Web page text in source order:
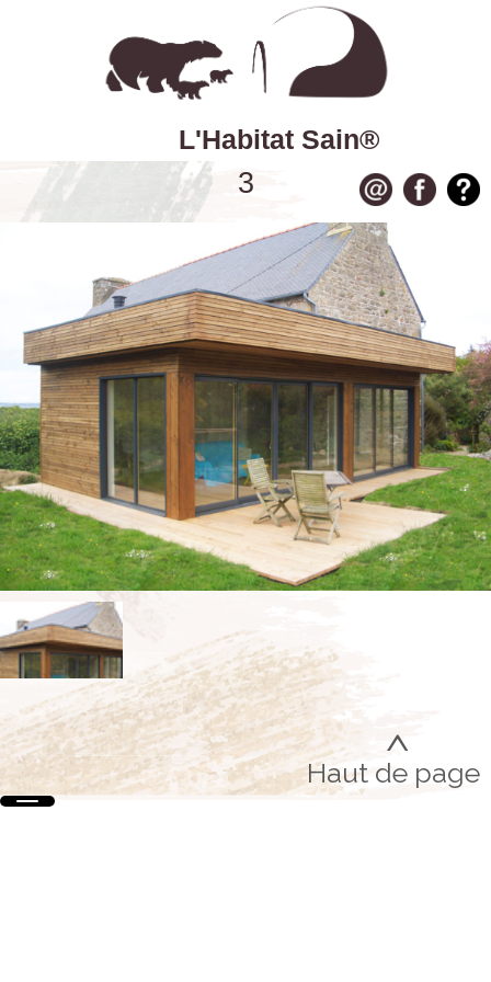
L'Habitat Sain®
>
Haut de page
3